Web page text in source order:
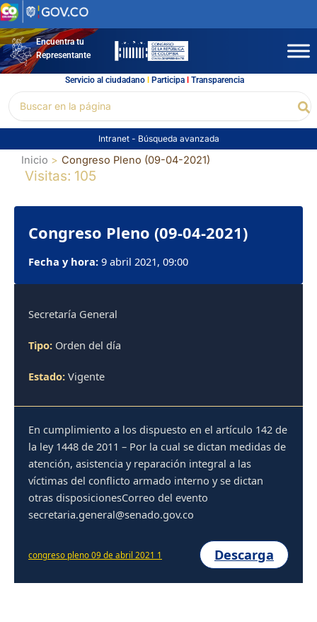
Ir
al
contenidoEncuentra tu
Representante
Servicio al ciudadano l Participal Transparencia
por:
Intranet - Búsqueda avanzada
Inicio Congreso Pleno (09-04-2021)
Visitas: 105
Congreso Pleno (09-04-2021)
Fecha y hora: 9 abril 2021, 09:00
Secretaría General
Tipo: Orden del día
Estado: Vigente
En cumplimiento a los dispuesto en el artículo 142 de
la ley 1448 de 2011 – Por la cual se dictan medidas de
atención, asistencia y reparación integral a las
víctimas del conflicto armado interno y se dictan
otras disposicionesCorreo del evento
secretaria.general@senado.gov.co
congreso pleno 09 de abril 2021 1 Descarga